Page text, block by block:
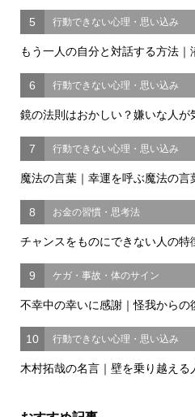
5 行動できない心理・思い込み
もう一人の自分と対話する方法
6 行動できない心理・思い込み
鏡の法則はおかしい？嫌いな人が
7 行動できない心理・思い込み
魔法の言葉｜幸運を呼ぶ魔法の言
8 お金の習慣・思考法
チャンスをものにできない人の
9 ケガ・事故・体のサイン
不幸中の幸いに感謝｜怪我から
10 行動できない心理・思い込み
木村拓哉の名言｜壁を乗り越える